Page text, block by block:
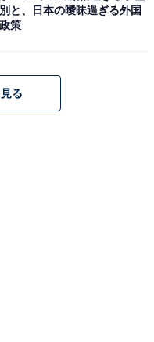
W ホワイト 保証1年
と、日本の曖昧過ぎる外国
策
る